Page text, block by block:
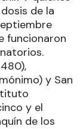
de la
funcionaron
y San
y el
de los